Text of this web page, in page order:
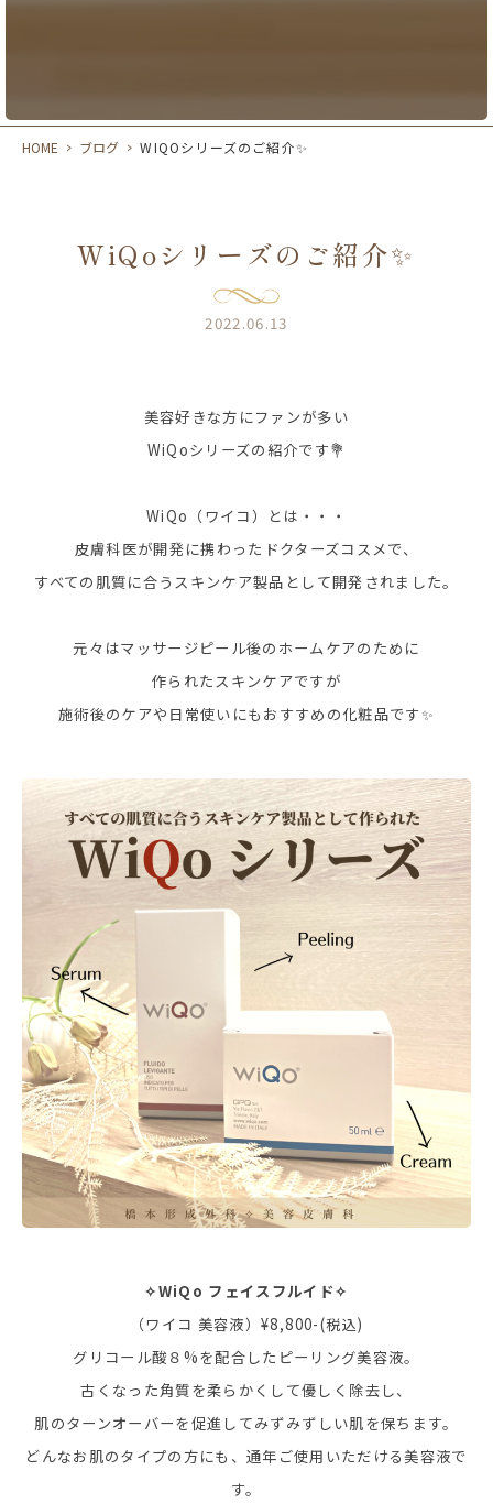
HOME > ブログ > WIQOシリーズのご紹介✨
WiQoシリーズのご紹介✨
2022.06.13
美容好きな方にファンが多い
WiQoシリーズの紹介です💐
WiQo（ワイコ）とは・・・
皮膚科医が開発に携わったドクターズコスメで、
すべての肌質に合うスキンケア製品として開発されました。
元々はマッサージピール後のホームケアのために
作られたスキンケアですが
施術後のケアや日常使いにもおすすめの化粧品です✨
✧WiQo フェイスフルイド✧
（ワイコ 美容液）¥8,800-(税込)
グリコール酸８%を配合したピーリング美容液。
古くなった角質を柔らかくして優しく除去し、
肌のターンオーバーを促進してみずみずしい肌を保ちます。
どんなお肌のタイプの方にも、通年ご使用いただける美容液で
す。